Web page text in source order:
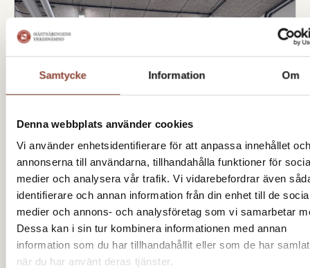
Samtycke Information Om
Denna webbplats använder cookies
Vi använder enhetsidentifierare för att anpassa innehållet och
annonserna till användarna, tillhandahålla funktioner för
medier och analysera vår trafik. Vi vidarebefordrar även
identifierare och annan information från din enhet till de
medier och annons- och analysföretag som vi samarbetar
Dessa kan i sin tur kombinera informationen med annan
information som du har tillhandahållit eller som de har
när du har använt deras tjänster.